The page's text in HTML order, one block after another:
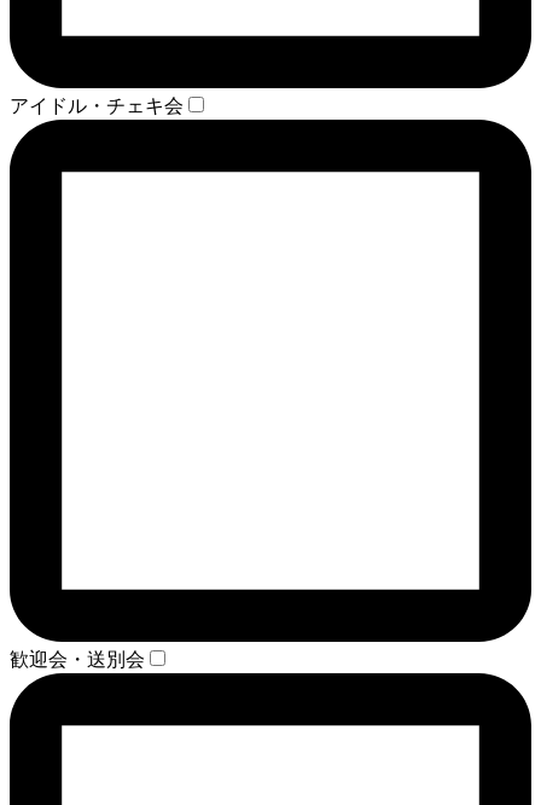
アイドル・チェキ会
歓迎会・送別会